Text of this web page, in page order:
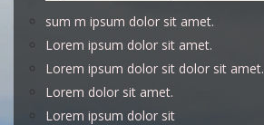
sum m ipsum dolor sit amet.
Lorem ipsum dolor sit amet.
Lorem ipsum dolor sit dolor sit amet.
Lorem dolor sit amet.
Lorem ipsum dolor sit